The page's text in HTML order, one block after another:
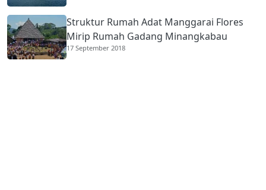
Struktur Rumah Adat Manggarai Flores
Mirip Rumah Gadang Minangkabau
17 September 2018